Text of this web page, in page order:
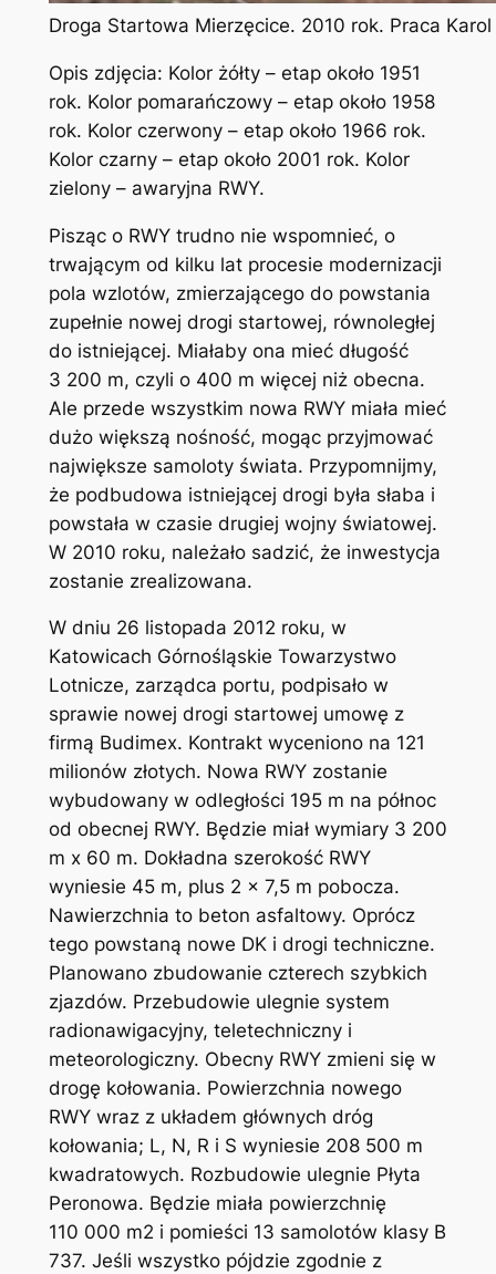
Droga Startowa Mierzęcice. 2010 rok. Praca
Opis zdjęcia: Kolor żółty – etap około 1951
rok. Kolor pomarańczowy – etap około 1958
rok. Kolor czerwony – etap około 1966 rok.
Kolor czarny – etap około 2001 rok. Kolor
zielony – awaryjna RWY.
Pisząc o RWY trudno nie wspomnieć, o
trwającym od kilku lat procesie modernizacji
pola wzlotów, zmierzającego do powstania
zupełnie nowej drogi startowej, równoległej
do istniejącej. Miałaby ona mieć długość
3 200 m, czyli o 400 m więcej niż obecna.
Ale przede wszystkim nowa RWY miała mieć
dużo większą nośność, mogąc przyjmować
największe samoloty świata. Przypomnijmy,
że podbudowa istniejącej drogi była słaba i
powstała w czasie drugiej wojny światowej.
W 2010 roku, należało sadzić, że inwestycja
zostanie zrealizowana.
W dniu 26 listopada 2012 roku, w
Katowicach Górnośląskie Towarzystwo
Lotnicze, zarządca portu, podpisało w
sprawie nowej drogi startowej umowę z
firmą Budimex. Kontrakt wyceniono na 121
milionów złotych. Nowa RWY zostanie
wybudowany w odległości 195 m na północ
od obecnej RWY. Będzie miał wymiary 3 200
m x 60 m. Dokładna szerokość RWY
wyniesie 45 m, plus 2 x 7,5 m pobocza.
Nawierzchnia to beton asfaltowy. Oprócz
tego powstaną nowe DK i drogi techniczne.
Planowano zbudowanie czterech szybkich
zjazdów. Przebudowie ulegnie system
radionawigacyjny, teletechniczny i
meteorologiczny. Obecny RWY zmieni się w
drogę kołowania. Powierzchnia nowego
RWY wraz z układem głównych dróg
kołowania; L, N, R i S wyniesie 208 500 m
kwadratowych. Rozbudowie ulegnie Płyta
Peronowa. Będzie miała powierzchnię
110 000 m2 i pomieści 13 samolotów klasy B
737. Jeśli wszystko pójdzie zgodnie z